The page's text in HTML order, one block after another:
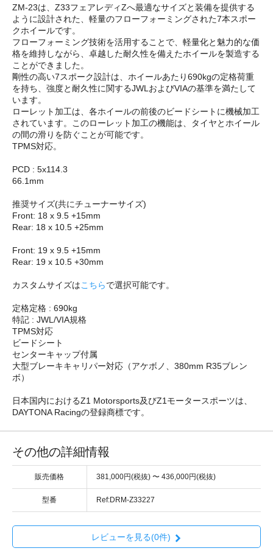
ZM-23は、Z33フェアレディZへ最適なサイズと装備を提供する
ように設計された、軽量のフローフォーミングされた7本スポー
クホイールです。
フローフォーミング技術を活用することで、軽量化と魅力的な価
格を維持しながら、卓越した耐久性を備えたホイールを製造する
ことができました。
剛性の高い7スポーク設計は、ホイールあたり690kgの定格荷重
を持ち、強度と耐久性に関するJWLおよびVIAの基準を満たして
います。
ローレット加工は、各ホイールの前後のビードシートに機械加工
されています。このローレット加工の機能は、タイヤとホイール
の間の滑りを防ぐことが可能です。
TPMS対応。
PCD : 5x114.3
66.1mm
推奨サイズ(共にチューナーサイズ)
Front: 18 x 9.5 +15mm
Rear: 18 x 10.5 +25mm
Front: 19 x 9.5 +15mm
Rear: 19 x 10.5 +30mm
カスタムサイズはこちらで選択可能です。
定格定格 : 690kg
特記 : JWL/VIA規格
TPMS対応
ビードシート
センターキャップ付属
大型ブレーキキャリパー対応（アケボノ、380mm R35ブレン
ボ）
日本国内におけるZ1 Motorsports及びZ1モータースポーツは、
DAYTONA Racingの登録商標です。
その他の詳細情報
販売価格 381,000円(税抜) 〜 436,000円(税抜)
型番 Ref:DRM-Z33227
レビューを見る(0件)